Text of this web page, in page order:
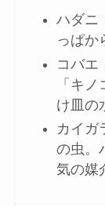
ハダニ
っぱか
コバエ
「キ
け皿の
カイガ
の虫。
気の媒